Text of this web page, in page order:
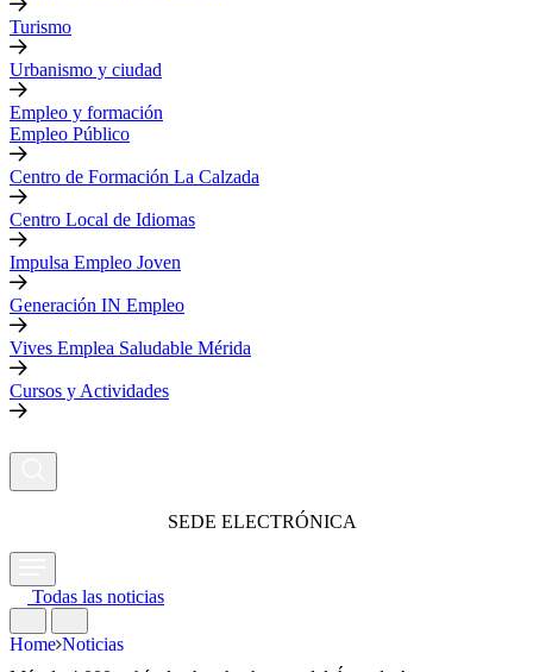
Turismo
Urbanismo y ciudad
Empleo y formación
Empleo Público
Centro de Formación La Calzada
Centro Local de Idiomas
Impulsa Empleo Joven
Generación IN Empleo
Vives Emplea Saludable Mérida
Cursos y Actividades
SEDE ELECTRÓNICA
Todas las noticias
Home Noticias